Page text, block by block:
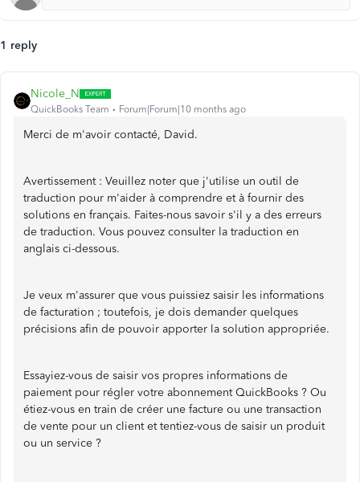
1 reply
Nicole_N
QuickBooks Team Forum|Forum|10 months ago
Merci de m'avoir contacté, David.
Avertissement : Veuillez noter que j'utilise un outil de
traduction pour m'aider à comprendre et à fournir des
solutions en français. Faites-nous savoir s'il y a des erreurs
de traduction. Vous pouvez consulter la traduction en
anglais ci-dessous.
Je veux m'assurer que vous puissiez saisir les informations
de facturation ; toutefois, je dois demander quelques
précisions afin de pouvoir apporter la solution appropriée.
Essayiez-vous de saisir vos propres informations de
paiement pour régler votre abonnement QuickBooks ? Ou
étiez-vous en train de créer une facture ou une transaction
de vente pour un client et tentiez-vous de saisir un produit
ou un service ?